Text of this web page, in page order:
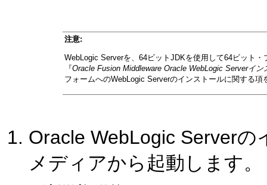
注意:
WebLogic Serverを、64ビットJDKを使用して64ビット
『Oracle Fusion Middleware Oracle WebLogic Serverイン
フォームへのWebLogic Serverのインストールに関する項
Oracle WebLogic Server
メディアから起動します。